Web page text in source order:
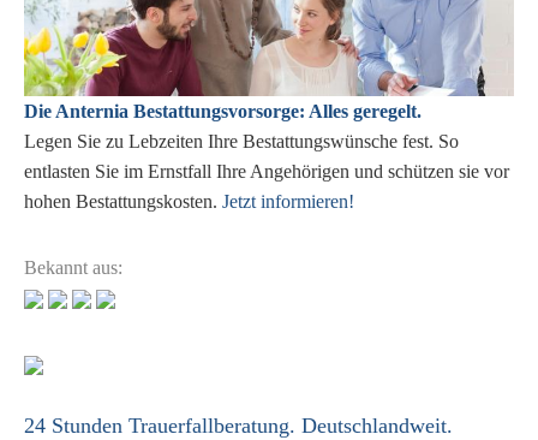
Die Anternia Bestattungsvorsorge: Alles geregelt.
Legen Sie zu Lebzeiten Ihre Bestattungswünsche fest. So
entlasten Sie im Ernstfall Ihre Angehörigen und schützen sie vor
hohen Bestattungskosten. Jetzt informieren!
Bekannt aus:
24 Stunden Trauerfallberatung. Deutschlandweit.